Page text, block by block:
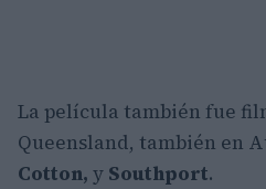
La película también fue
Queensland, también en
Cotton, y Southport.